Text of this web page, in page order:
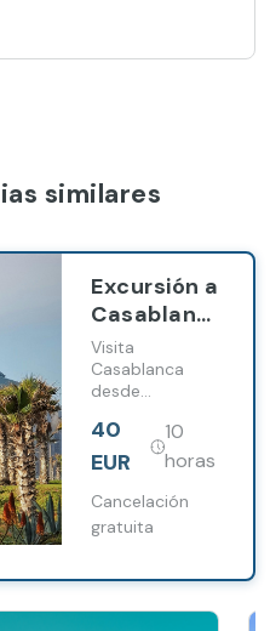
similares
Excursión a
Casablanca
desde
Marrakech
Visita
Casablanca
desde
descubre su
arquitectura,
históricos y la
costa atlántica
40
EUR
10
horas
Cancelación
gratuita